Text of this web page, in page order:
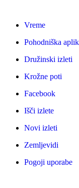
Vreme
Pohodniška
Družinski izleti
Krožne poti
Facebook
Išči izlete
Novi izleti
Zemljevidi
Pogoji uporabe